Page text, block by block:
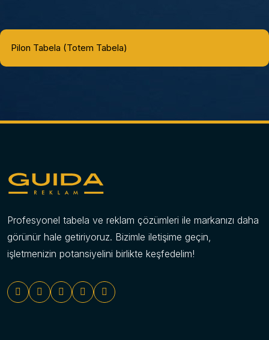
Pilon Tabela (Totem Tabela)
Pilon tabelalar, genellikle işletmelerin ana girişlerinde, yol
Temel amaçları, markanın veya mekanın uzak
mesafelerden bile kolayca fark edilmesini sağlamak,
oluşturmaktır. Özellikle ana yollardan biraz içeride kalan
işletmeler, alışveriş merkezleri, akaryakıt istasyonları,
sanayi bölgeleri ve büyük kampüsler için pilon tabelalar
yapıları ve etkileyici boyutları ile adeta bir landmark
Profesyonel tabela ve reklam çözümleri ile markanızı daha
görünür hale getiriyoruz. Bizimle iletişime geçin,
işletmenizin potansiyelini birlikte keşfedelim!